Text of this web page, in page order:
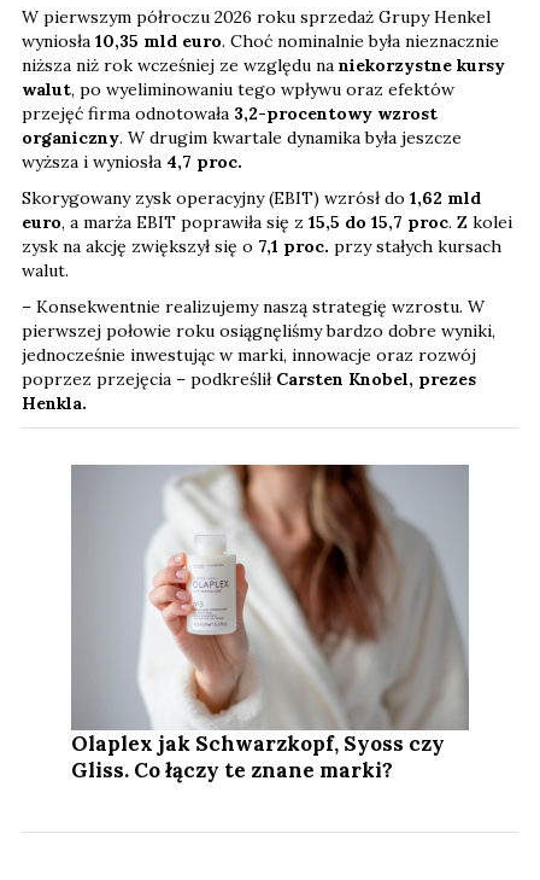
W pierwszym półroczu 2026 roku sprzedaż Grupy Henkel
wyniosła 10,35 mld euro. Choć nominalnie była nieznacznie
niższa niż rok wcześniej ze względu na niekorzystne kursy
walut, po wyeliminowaniu tego wpływu oraz efektów
przejęć firma odnotowała 3,2-procentowy wzrost
organiczny. W drugim kwartale dynamika była jeszcze
wyższa i wyniosła 4,7 proc.
Skorygowany zysk operacyjny (EBIT) wzrósł do 1,62 mld
euro, a marża EBIT poprawiła się z 15,5 do 15,7 proc. Z kolei
zysk na akcję zwiększył się o 7,1 proc. przy stałych kursach
walut.
– Konsekwentnie realizujemy naszą strategię wzrostu. W
pierwszej połowie roku osiągnęliśmy bardzo dobre wyniki,
jednocześnie inwestując w marki, innowacje oraz rozwój
poprzez przejęcia – podkreślił Carsten Knobel, prezes
Henkla.
Olaplex jak Schwarzkopf, Syoss czy
Gliss. Co łączy te znane marki?